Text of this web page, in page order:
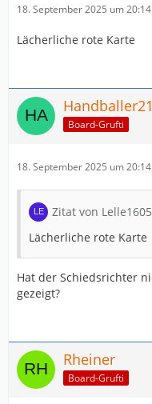
18. September 2025 um 20:14
Lächerliche rote Karte
Board-Grufti
18. September 2025 um 20:14
Zitat von Lelle1605
Lächerliche rote Karte
Hat der Schiedsrichter
gezeigt?
Rheiner
Board-Grufti